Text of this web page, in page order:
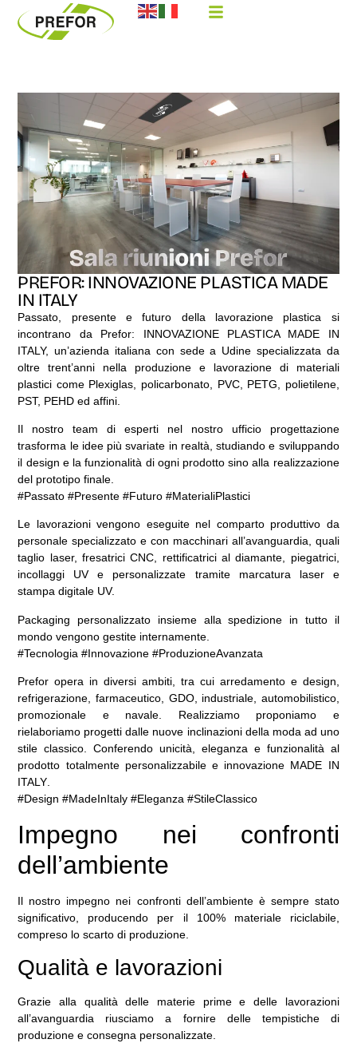
PREFOR: INNOVAZIONE PLASTICA MADE
IN ITALY
Passato, presente e futuro della lavorazione plastica si
incontrano da Prefor: INNOVAZIONE PLASTICA MADE IN
ITALY, un’azienda italiana con sede a Udine specializzata da
oltre trent’anni nella produzione e lavorazione di materiali
plastici come Plexiglas, policarbonato, PVC, PETG, polietilene,
PST, PEHD ed affini.
Il nostro team di esperti nel nostro ufficio progettazione
trasforma le idee più svariate in realtà, studiando e sviluppando
il design e la funzionalità di ogni prodotto sino alla realizzazione
del prototipo finale.
#Passato #Presente #Futuro #MaterialiPlastici
Le lavorazioni vengono eseguite nel comparto produttivo da
personale specializzato e con macchinari all’avanguardia, quali
taglio laser, fresatrici CNC, rettificatrici al diamante, piegatrici,
incollaggi UV e personalizzate tramite marcatura laser e
stampa digitale UV.
Packaging personalizzato insieme alla spedizione in tutto il
mondo vengono gestite internamente.
#Tecnologia #Innovazione #ProduzioneAvanzata
Prefor opera in diversi ambiti, tra cui arredamento e design,
refrigerazione, farmaceutico, GDO, industriale, automobilistico,
promozionale e navale. Realizziamo proponiamo e
rielaboriamo progetti dalle nuove inclinazioni della moda ad uno
stile classico. Conferendo unicità, eleganza e funzionalità al
prodotto totalmente personalizzabile e innovazione MADE IN
ITALY
#Design #MadeInItaly #Eleganza #StileClassico
Impegno nei confronti
dell’ambiente
Il nostro impegno nei confronti dell’ambiente è sempre stato
significativo, producendo per il 100% materiale riciclabile,
compreso lo scarto di produzione.
Qualità e lavorazioni
Grazie alla qualità delle materie prime e delle lavorazioni
all’avanguardia riusciamo a fornire delle tempistiche di
produzione e consegna personalizzate.